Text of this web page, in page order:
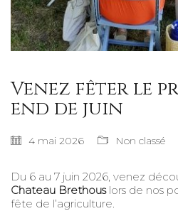
Venez fêter le
end de juin
4 mai 2026 Non classé
Du 6 au 7 juin 2026, venez
Chateau Brethouslors de nos
fête de l’agriculture.